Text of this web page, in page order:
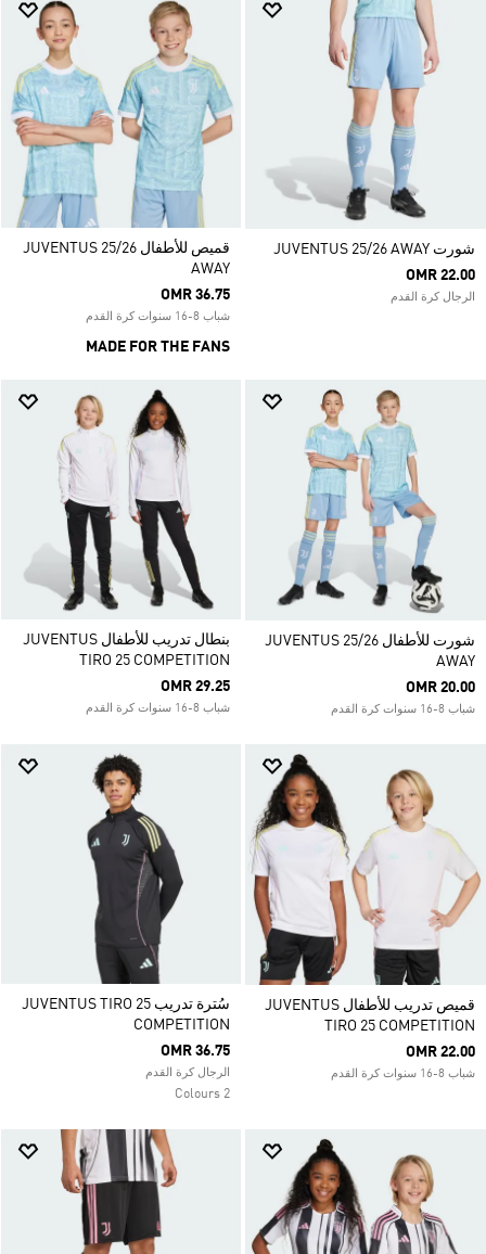
شورت JUVENTUS 25/26 AWAY
OMR 22.00
الرجال كرة القدم
قميص للأطفال JUVENTUS 25/26
AWAY
OMR 36.75
شباب 8-16 سنوات كرة القدم
MADE FOR THE FANS
شورت للأطفال JUVENTUS 25/26
AWAY
OMR 20.00
شباب 8-16 سنوات كرة القدم
بنطال تدريب للأطفال JUVENTUS
TIRO 25 COMPETITION
OMR 29.25
شباب 8-16 سنوات كرة القدم
قميص تدريب للأطفال JUVENTUS
TIRO 25 COMPETITION
OMR 22.00
شباب 8-16 سنوات كرة القدم
سُترة تدريب JUVENTUS TIRO 25
COMPETITION
OMR 36.75
الرجال كرة القدم
2 Colours